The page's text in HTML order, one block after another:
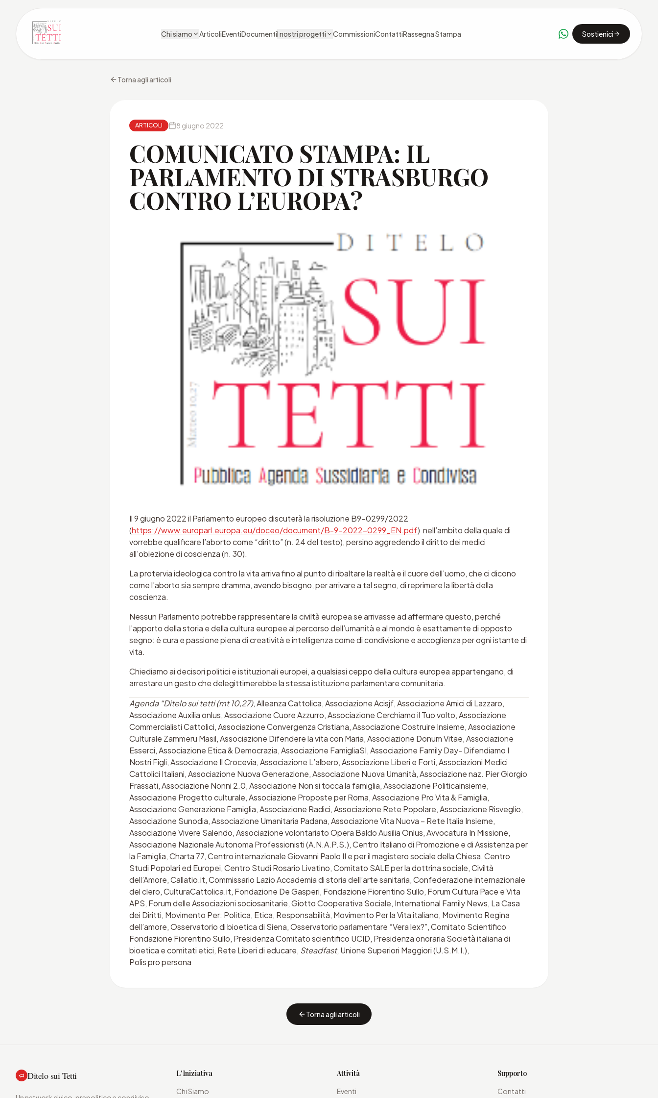
Chi siamo ArticoliEventiDocumentiI nostri progetti CommissioniContattiRassegna Stampa Sostienici
Torna agli articoli
ARTICOLI 8 giugno 2022
COMUNICATO STAMPA: IL
PARLAMENTO DI STRASBURGO
CONTRO L’EUROPA?
Il 9 giugno 2022 il Parlamento europeo discuterà la risoluzione B9-0299/2022
(https://www.europarl.europa.eu/doceo/document/B-9-2022-0299_EN.pdf) nell’ambito della quale di
vorrebbe qualificare l’aborto come “diritto” (n. 24 del testo),persino aggredendo il diritto dei medici
all’obiezione di coscienza (n. 30).
La protervia ideologica contro la vita arriva fino al punto di ribaltare la realtà e il cuore dell’uomo, che ci dicono
come l’aborto sia sempre dramma, avendo bisogno,per arrivare a tal segno,di reprimere la libertà della
coscienza.
Nessun Parlamento potrebbe rappresentare la civiltà europea se arrivasse ad affermare questo, perché
l’apporto della storia e della cultura europee al percorso dell’umanità e al mondo è esattamente di opposto
segno: è cura e passione piena di creatività e intelligenza come di condivisione e accoglienza per ogni istante di
vita.
Chiediamo ai decisori politici e istituzionali europei, a qualsiasi ceppo della cultura europea appartengano, di
arrestare un gesto che delegittimerebbe la stessa istituzione parlamentare comunitaria.
Agenda “Ditelo sui tetti (mt 10,27), Alleanza Cattolica, Associazione Acisjf, Associazione Amici di Lazzaro,
Associazione Auxilia onlus, Associazione Cuore Azzurro, Associazione Cerchiamo il Tuo volto, Associazione
Commercialisti Cattolici, Associazione Convergenza Cristiana, Associazione Costruire Insieme, Associazione
Culturale Zammeru Masil, Associazione Difendere la vita con Maria, Associazione Donum Vitae, Associazione
Esserci, Associazione Etica & Democrazia, Associazione FamigliaSI, Associazione Family Day- Difendiamo I
Nostri Figli, Associazione Il Crocevia, Associazione L’albero, Associazione Liberi e Forti, Associazioni Medici
Cattolici Italiani, Associazione Nuova Generazione, Associazione Nuova Umanità, Associazione naz. Pier Giorgio
Frassati, Associazione Nonni 2.0, Associazione Non si tocca la famiglia, Associazione Politicainsieme,
Associazione Progetto culturale, Associazione Proposte per Roma, Associazione Pro Vita & Famiglia,
Associazione Generazione Famiglia, Associazione Radici, Associazione Rete Popolare, Associazione Risveglio,
Associazione Sunodia, Associazione Umanitaria Padana, Associazione Vita Nuova – Rete Italia Insieme,
Associazione Vivere Salendo, Associazione volontariato Opera Baldo Ausilia Onlus, Avvocatura In Missione,
Associazione Nazionale Autonoma Professionisti (A.N.A.P.S.), Centro Italiano di Promozione e di Assistenza per
la Famiglia, Charta 77, Centro internazionale Giovanni Paolo II e per il magistero sociale della Chiesa, Centro
Studi Popolari ed Europei, Centro Studi Rosario Livatino, Comitato SALE per la dottrina sociale, Civiltà
dell’Amore, Callatio.it, Commissario Lazio Accademia di storia dell’arte sanitaria, Confederazione internazionale
del clero, CulturaCattolica.it, Fondazione De Gasperi, Fondazione Fiorentino Sullo, Forum Cultura Pace e Vita
APS, Forum delle Associazioni sociosanitarie, Giotto Cooperativa Sociale, International Family News, La Casa
dei Diritti, Movimento Per: Politica, Etica, Responsabilità, Movimento Per la Vita italiano, Movimento Regina
dell’amore, Osservatorio di bioetica di Siena, Osservatorio parlamentare “Vera lex?”, Comitato Scientifico
Fondazione Fiorentino Sullo, Presidenza Comitato scientifico UCID, Presidenza onoraria Società italiana di
bioetica e comitati etici, Rete Liberi di educare, Steadfast, Unione Superiori Maggiori (U.S.M.I.),
Polis pro persona
Torna agli articoli
Ditelo sui Tetti L'Iniziativa
Chi Siamo
Attività
Eventi
Supporto
Contatti